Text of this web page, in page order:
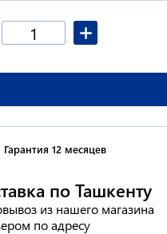
Гарантия 12 месяцев
по Ташкенту
из нашего магазина
по адресу